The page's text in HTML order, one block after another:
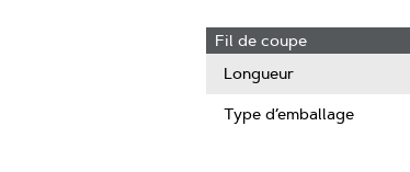
Fil de coupe
Longueur
Type d’emballage